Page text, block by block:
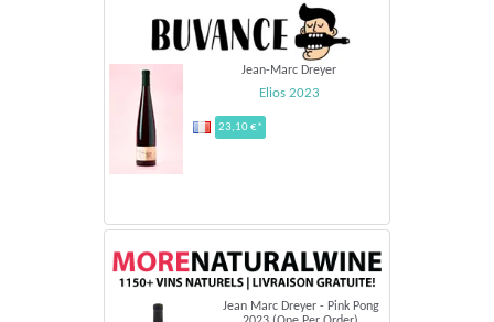
Jean-Marc Dreyer
Elios 2023
23,10 €*
Jean Marc Dreyer - Pink Pong